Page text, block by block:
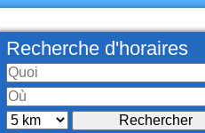
Recherche d'horaires